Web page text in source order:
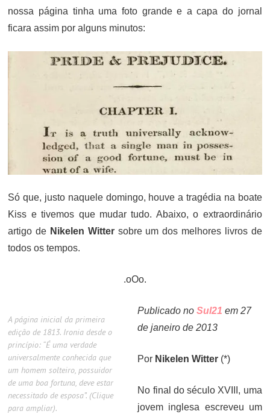
nossa página tinha uma foto grande e a capa do jornal
ficara assim por alguns minutos:
Só que, justo naquele domingo, houve a tragédia na boate
Kiss e tivemos que mudar tudo. Abaixo, o extraordinário
artigo de Nikelen Wittersobre um dos melhores livros de
todos os tempos.
.oOo.
A página inicial da primeira
edição de 1813. Ironia desde o
princípio: “É uma verdade
universalmente conhecida que
um homem solteiro, possuidor
de uma boa fortuna, deve estar
necessitado de esposa”. (Clique
para ampliar).
Publicado noSul21 em 27
de janeiro de 2013
Por Nikelen Witter (*)
No final do século XVIII, uma
jovem inglesa escreveu um